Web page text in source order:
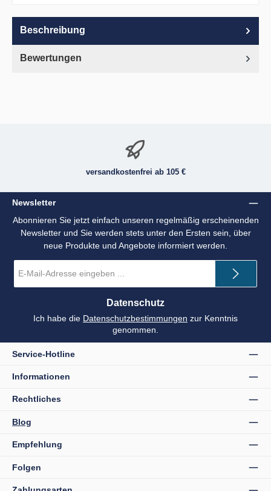
Beschreibung
Bewertungen
versandkostenfrei ab 105 €
Newsletter
Abonnieren Sie jetzt einfach unseren regelmäßig erscheinenden
Newsletter und Sie werden stets unter den Ersten sein, über
neue Produkte und Angebote informiert werden.
Mail-
*
Datenschutz
Ich habe die Datenschutzbestimmungen zur Kenntnis
genommen.
Service-Hotline
Informationen
Rechtliches
Blog
Empfehlung
Folgen